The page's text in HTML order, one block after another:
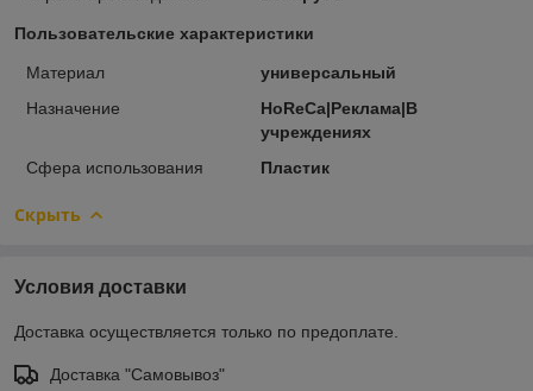
Пользовательские характеристики
Материал
универсальный
Назначение
HoReCa|Реклама|В
учреждениях
Сфера использования
Пластик
Скрыть
Условия доставки
Доставка осуществляется только по предоплате.
Доставка "Самовывоз"